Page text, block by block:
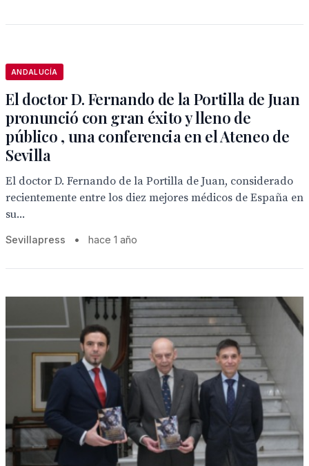
ANDALUCÍA
El doctor D. Fernando de la Portilla de Juan
pronunció con gran éxito y lleno de
público , una conferencia en el Ateneo de
Sevilla
El doctor D. Fernando de la Portilla de Juan, considerado
recientemente entre los diez mejores médicos de España en
su...
Sevillapress • hace 1 año